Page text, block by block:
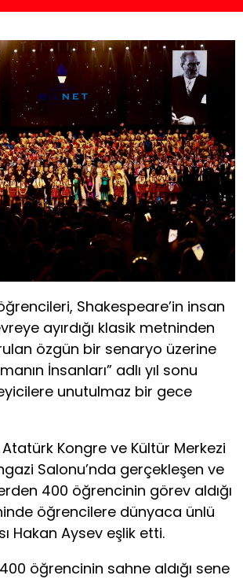
Shakespeare’in insan
ayırdığı klasik metninden
özgün bir senaryo üzerine
İnsanları” adlı yıl sonu
unutulmaz bir gece
Kongre ve Kültür Merkezi
Salonu’nda gerçekleşen ve
400 öğrencinin görev aldığı
öğrencilere dünyaca ünlü
Hakan Aysev eşlik etti.
öğrencinin sahne aldığı sene